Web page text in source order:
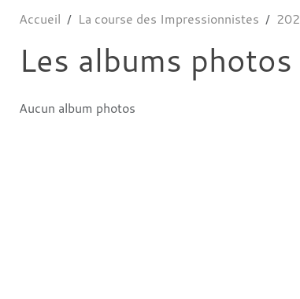
Accueil La course des Impressionnistes
Les albums photos
Aucun album photos